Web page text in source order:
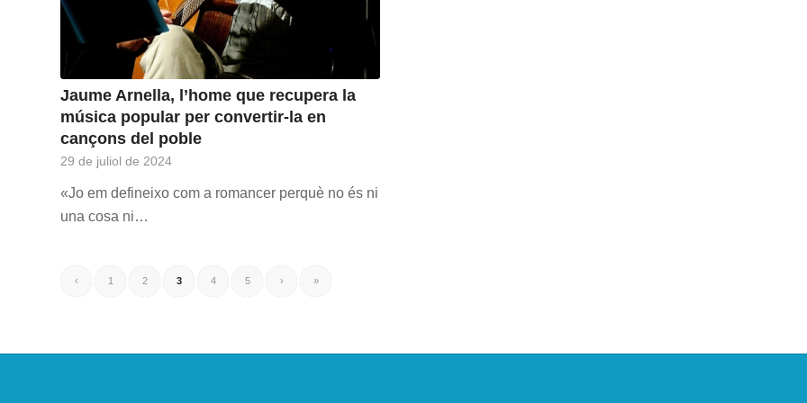
Jaume Arnella, l’home que recupera la
música popular per convertir-la en
cançons del poble
29 de juliol de 2024
«Jo em defineixo com a romancer perquè no és ni
una cosa ni…
‹ 1 2 3 4 5 › »